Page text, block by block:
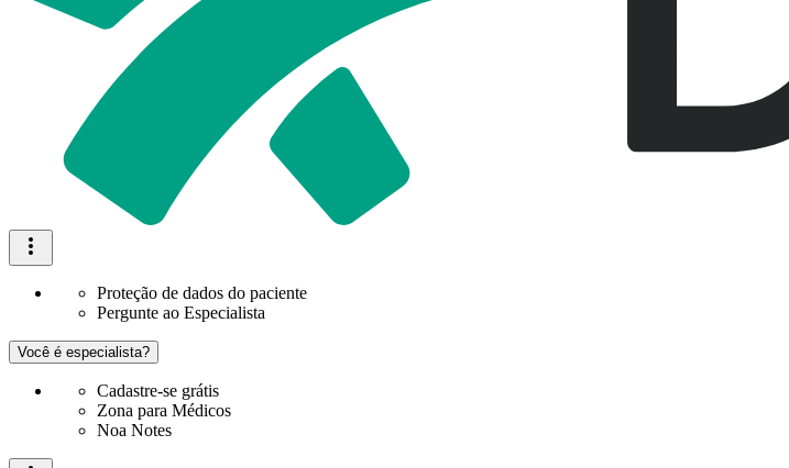
Proteção de dados do paciente
Pergunte ao Especialista
Você é especialista?
Cadastre-se grátis
Zona para Médicos
Noa Notes